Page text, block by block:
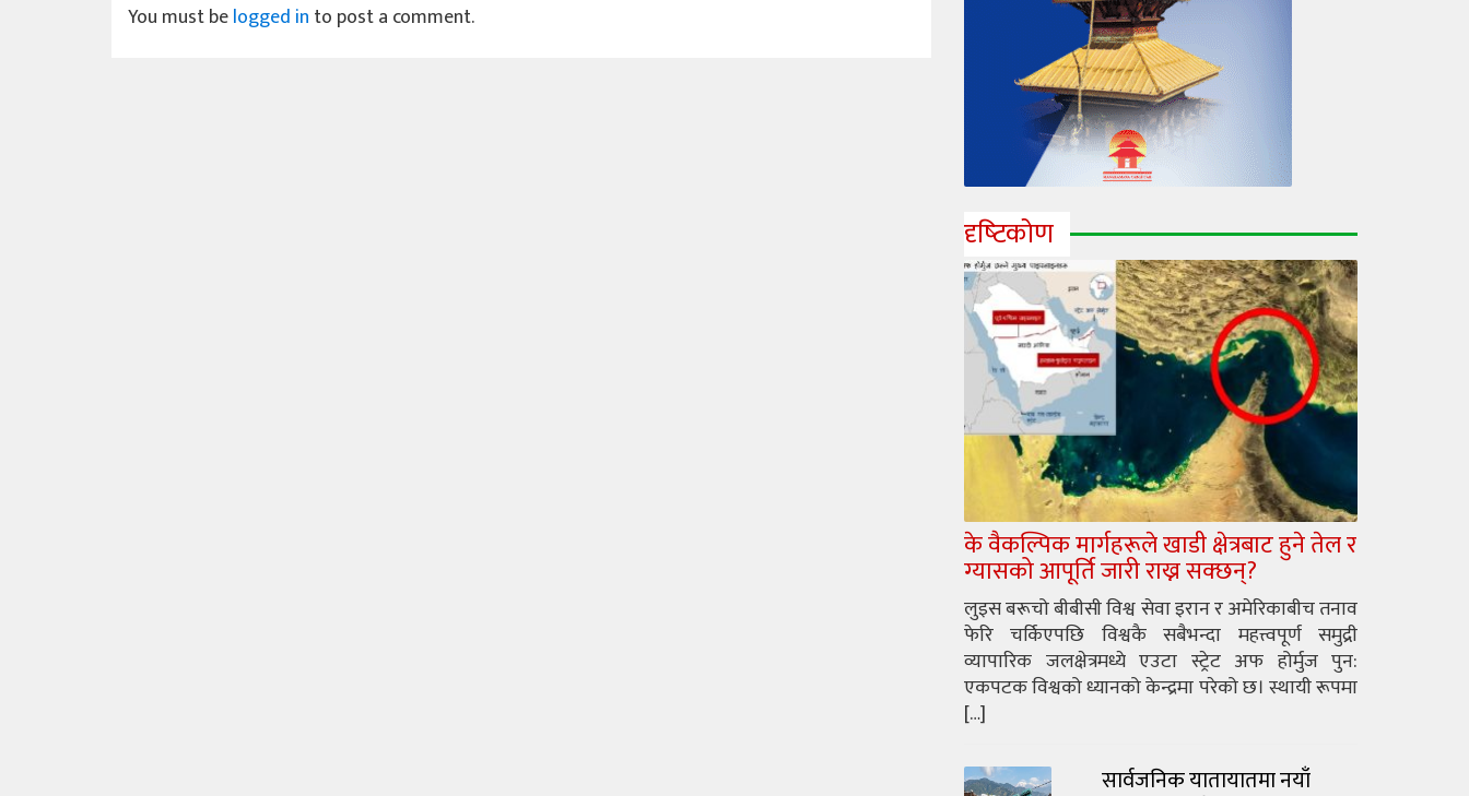
You must belogged in to post a comment.
दृष्‍टिकोण
के वैकल्पिक मार्गहरूले खाडी क्षेत्रबाट हुने तेल र
ग्यासको आपूर्ति जारी राख्न सक्छन्?
लुइस बरूचो बीबीसी विश्व सेवा इरान र अमेरिकाबीच तनाव
फेरि चर्किएपछि विश्वकै सबैभन्दा महत्त्वपूर्ण समुद्री
व्यापारिक जलक्षेत्रमध्ये एउटा स्ट्रेट अफ होर्मुज पुन:
एकपटक विश्वको ध्यानको केन्द्रमा परेको छ। स्थायी रूपमा
[…]
सार्वजनिक यातायातमा नयाँ